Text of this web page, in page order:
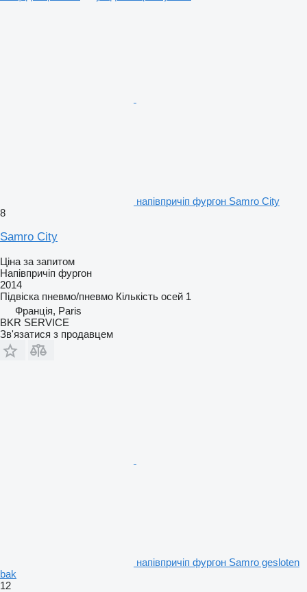
напівпричіп фургон Samro City
8
Samro City
Ціна за запитом
Напівпричіп фургон
2014
Підвіска пневмо/пневмо Кількість осей 1
Франція, Paris
BKR SERVICE
Зв'язатися з продавцем
напівпричіп фургон Samro gesloten
bak
12